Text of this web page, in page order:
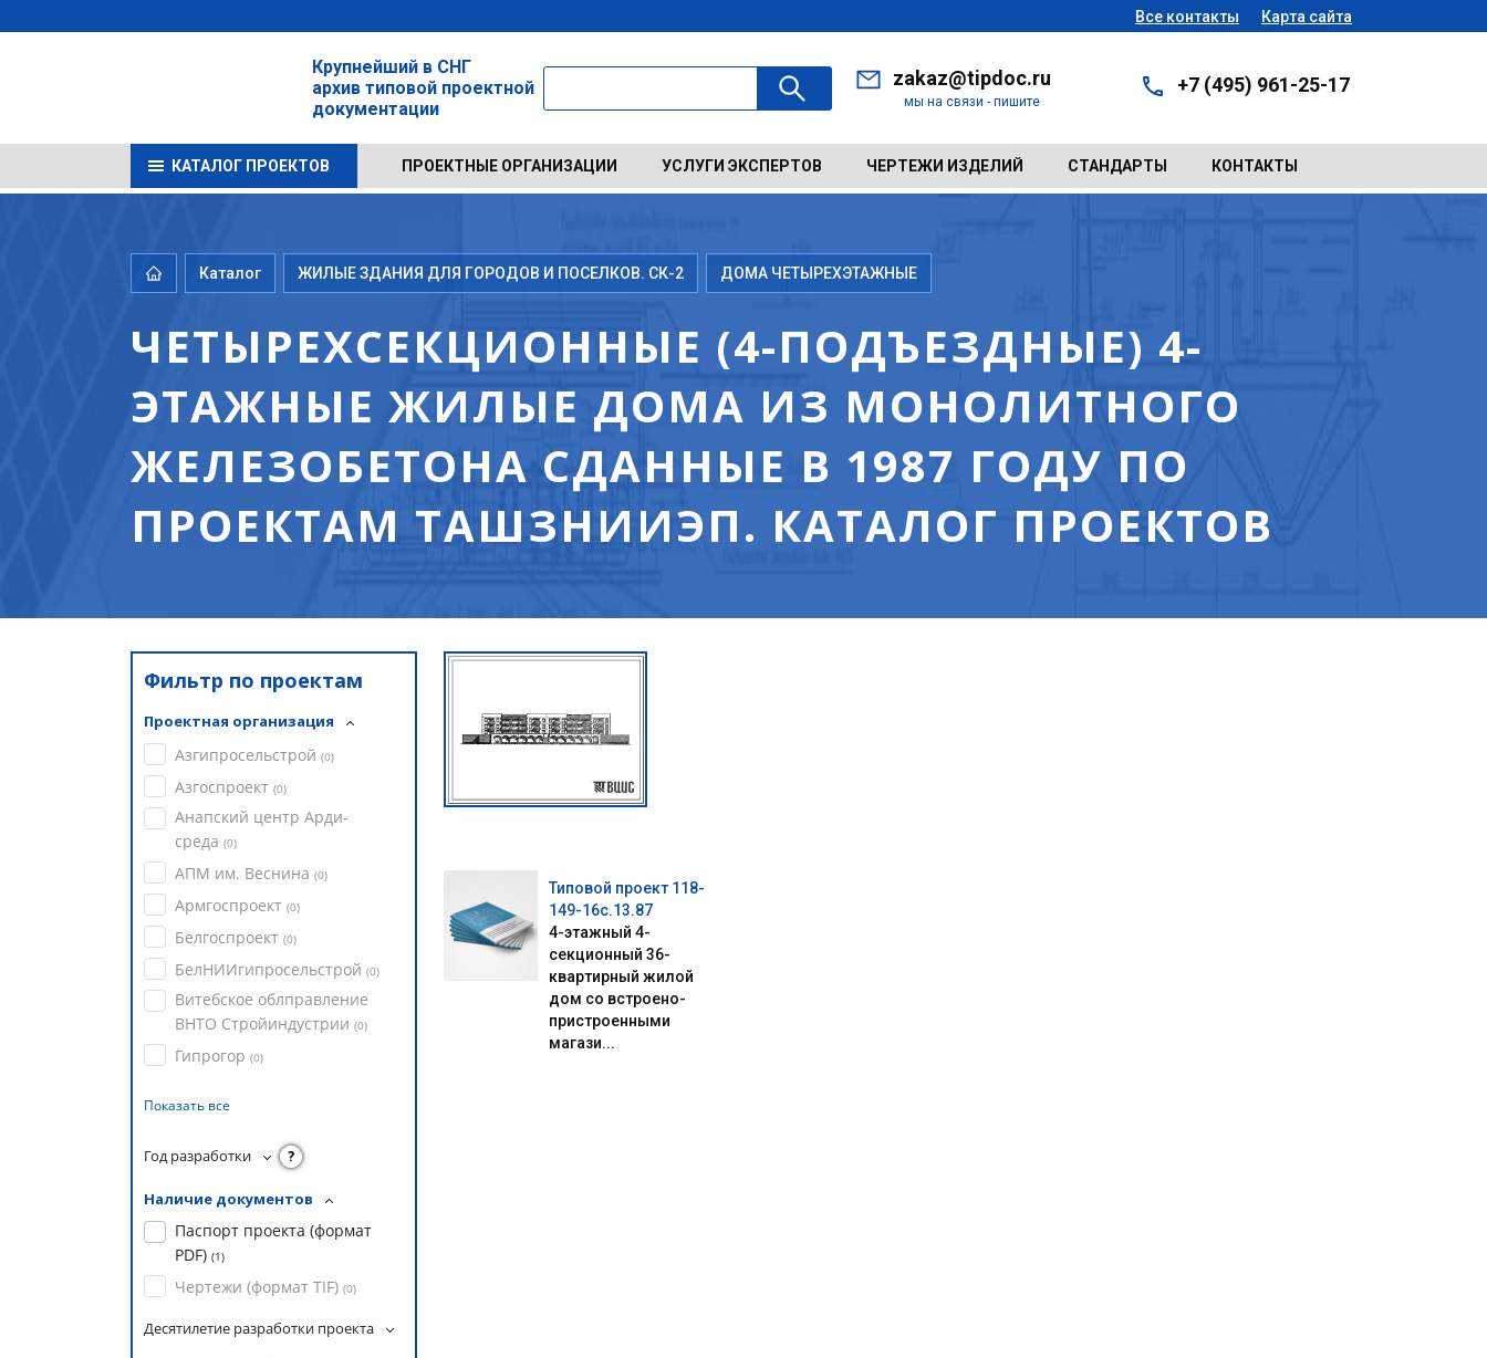
Все контакты Карта сайта
Крупнейший в СНГ
архив типовой проектной
документации
zakaz@tipdoc.ru
мы на связи - пишите
+7 (495) 961-25-17
КАТАЛОГ ПРОЕКТОВ ПРОЕКТНЫЕ ОРГАНИЗАЦИИ УСЛУГИ ЭКСПЕРТОВ ЧЕРТЕЖИ ИЗДЕЛИЙ СТАНДАРТЫ КОНТАКТЫ
Каталог ЖИЛЫЕ ЗДАНИЯ ДЛЯ ГОРОДОВ И ПОСЕЛКОВ. СК-2 ДОМА ЧЕТЫРЕХЭТАЖНЫЕ
ЧЕТЫРЕХСЕКЦИОННЫЕ (4-ПОДЪЕЗДНЫЕ) 4-
ЭТАЖНЫЕ ЖИЛЫЕ ДОМА ИЗ МОНОЛИТНОГО
ЖЕЛЕЗОБЕТОНА СДАННЫЕ В 1987 ГОДУ ПО
ПРОЕКТАМ ТАШЗНИИЭП. КАТАЛОГ ПРОЕКТОВ
Фильтр по проектам
Проектная организация
Азгипросельстрой (0)
Азгоспроект (0)
Анапский центр Арди-
среда (0)
АПМ им. Веснина (0)
Армгоспроект (0)
Белгоспроект (0)
БелНИИгипросельстрой (0)
Витебское облправление
ВНТО Стройиндустрии (0)
Гипрогор (0)
Показать все
Год разработки ?
Наличие документов
Паспорт проекта (формат
PDF) (1)
Чертежи (формат TIF) (0)
Десятилетие разработки проекта
Типовой проект 118-
149-16с.13.87
4-этажный 4-
секционный 36-
квартирный жилой
дом со встроено-
пристроенными
магази...